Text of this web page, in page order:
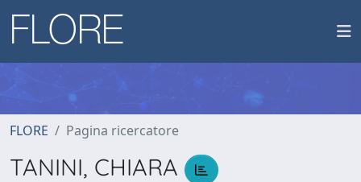
FLORE Pagina ricercatore
TANINI, CHIARA